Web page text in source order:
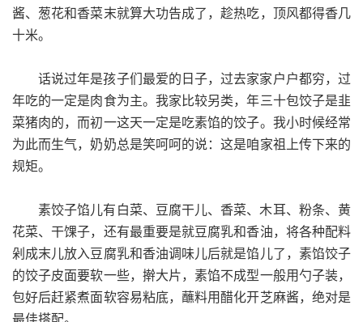
酱、葱花和香菜末就算大功告成了，趁热吃，顶风都得香几
十米。
话说过年是孩子们最爱的日子，过去家家户户都穷，过
年吃的一定是肉食为主。我家比较另类，年三十包饺子是韭
菜猪肉的，而初一这天一定是吃素馅的饺子。我小时候经常
为此而生气，奶奶总是笑呵呵的说：这是咱家祖上传下来的
规矩。
素饺子馅儿有白菜、豆腐干儿、香菜、木耳、粉条、黄
花菜、干馃子，还有最重要是就豆腐乳和香油，将各种配料
剁成末儿放入豆腐乳和香油调味儿后就是馅儿了，素馅饺子
的饺子皮面要软一些，擀大片，素馅不成型一般用勺子装，
包好后赶紧煮面软容易粘底，蘸料用醋化开芝麻酱，绝对是
最佳搭配。